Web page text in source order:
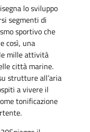
lo sviluppo
segmenti di
sportivo che
così, una
mille attività
città marine.
strutture all’aria
a vivere il
tonificazione